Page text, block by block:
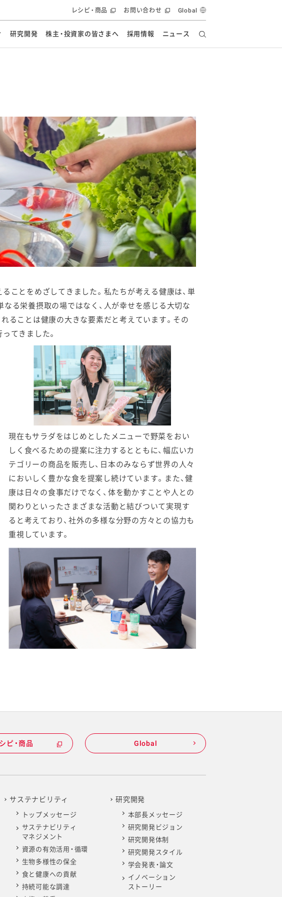
食生活アカデミー
各種方針
キユーピーグループ
オフィシャルブログ
オフィシャルブログ
研究開発 株主・投資家の皆さまへ 採用情報 ニュース
レシピ・商品
体験・エンタメ
病院・施設用商品
お問い合わせ Global
ことをめざしてきました。私たちが考える健康は、単
る栄養摂取の場ではなく、人が幸せを感じる大切な
ることは健康の大きな要素だと考えています。その
てきました。
現在もサラダをはじめとしたメニューで野菜をおい
しく食べるための提案に注力するとともに、幅広いカ
テゴリーの商品を販売し、日本のみならず世界の人々
においしく豊かな食を提案し続けています。また、健
康は日々の食事だけでなく、体を動かすことや人との
関わりといったさまざまな活動と結びついて実現す
ると考えており、社外の多様な分野の方々との協力も
重視しています。
ピ・商品 Global
サステナビリティ
トップメッセージ
サステナビリティ
マネジメント
資源の有効活用・循環
生物多様性の保全
食と健康への貢献
持続可能な調達
研究開発
本部長メッセージ
研究開発ビジョン
研究開発体制
研究開発スタイル
学会発表・論文
イノベーション
ストーリー